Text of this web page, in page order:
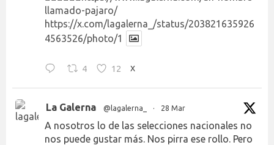
llamado-pajaro/
https://x.com/lagalerna_/status/203821635926
4563526/photo/1
4 12 X
La Galerna @lagalerna_ · 28 Mar
A nosotros lo de las selecciones nacionales no
nos puede gustar más. Nos pirra ese rollo. Pero